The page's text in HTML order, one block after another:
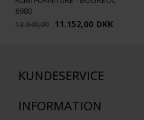
6980
13.940,00 11.152,00 DKK
KUNDESERVICE
INFORMATION